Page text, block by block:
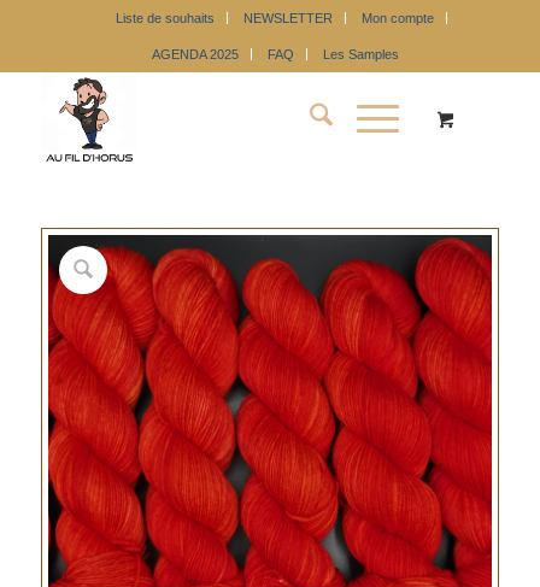
Liste de souhaits NEWSLETTER Mon compte
AGENDA 2025 FAQ Les Samples